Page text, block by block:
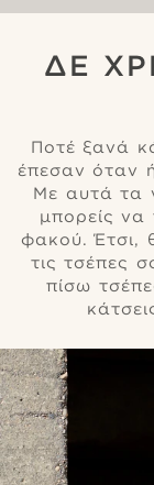
ΔΕ
Ποτέ ξανά
έπεσαν όταν
Με αυτά τα
μπορείς να
φακού. Έτσι,
τις τσέπες
πίσω